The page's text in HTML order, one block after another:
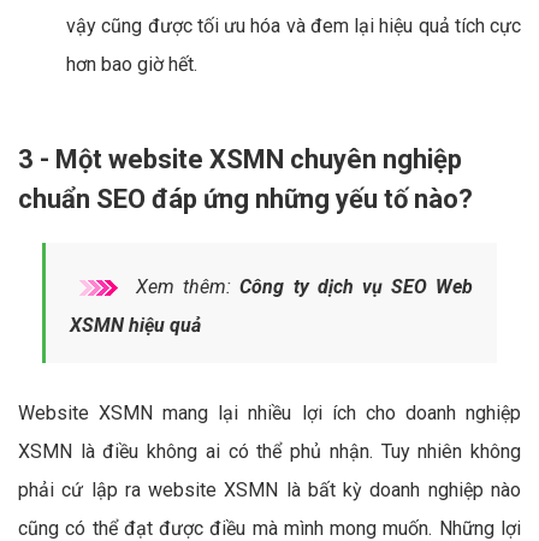
vậy cũng được tối ưu hóa và đem lại hiệu quả tích cực
hơn bao giờ hết.
3 - Một website XSMN chuyên nghiệp
chuẩn SEO đáp ứng những yếu tố nào?
Xem thêm:Công ty dịch vụ SEO Web
XSMN hiệu quả
Website XSMN mang lại nhiều lợi ích cho doanh nghiệp
XSMN là điều không ai có thể phủ nhận. Tuy nhiên không
phải cứ lập ra website XSMN là bất kỳ doanh nghiệp nào
cũng có thể đạt được điều mà mình mong muốn. Những lợi